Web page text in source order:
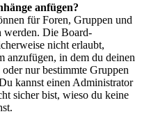
anfügen?
für Foren, Gruppen und
werden. Die Board-
nicht erlaubt,
anzufügen, in dem du deinen
nur bestimmte Gruppen
kannst einen Administrator
sicher bist, wieso du keine